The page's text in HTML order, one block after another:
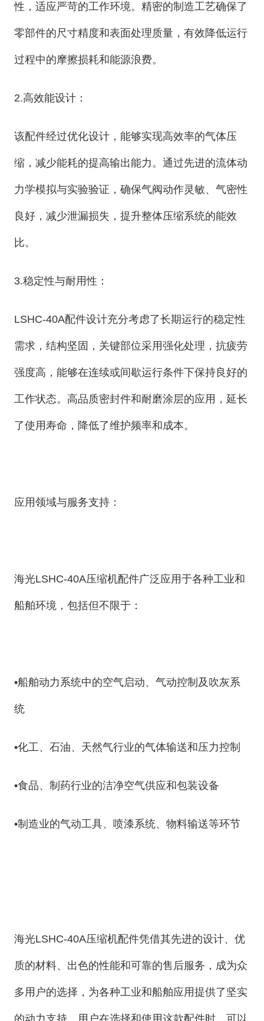
性，适应严苛的工作环境。精密的制造工艺确保了
零部件的尺寸精度和表面处理质量，有效降低运行
过程中的摩擦损耗和能源浪费。
2.高效能设计：
该配件经过优化设计，能够实现高效率的气体压
缩，减少能耗的提高输出能力。通过先进的流体动
力学模拟与实验验证，确保气阀动作灵敏、气密性
良好，减少泄漏损失，提升整体压缩系统的能效
比。
3.稳定性与耐用性：
LSHC-40A配件设计充分考虑了长期运行的稳定性
需求，结构坚固，关键部位采用强化处理，抗疲劳
强度高，能够在连续或间歇运行条件下保持良好的
工作状态。高品质密封件和耐磨涂层的应用，延长
了使用寿命，降低了维护频率和成本。
应用领域与服务支持：
海光LSHC-40A压缩机配件广泛应用于各种工业和
船舶环境，包括但不限于：
•船舶动力系统中的空气启动、气动控制及吹灰系
统
•化工、石油、天然气行业的气体输送和压力控制
•食品、制药行业的洁净空气供应和包装设备
•制造业的气动工具、喷漆系统、物料输送等环节
海光LSHC-40A压缩机配件凭借其先进的设计、优
质的材料、出色的性能和可靠的售后服务，成为众
多用户的选择，为各种工业和船舶应用提供了坚实
的动力支持。用户在选择和使用这款配件时，可以